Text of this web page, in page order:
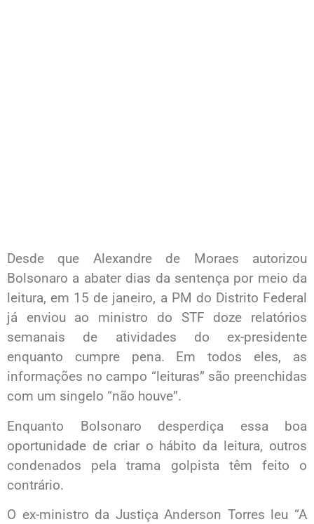
Desde que Alexandre de Moraes autorizou
Bolsonaro a abater dias da sentença por meio da
leitura, em 15 de janeiro, a PM do Distrito Federal
já enviou ao ministro do STF doze relatórios
semanais de atividades do ex-presidente
enquanto cumpre pena. Em todos eles, as
informações no campo “leituras” são preenchidas
com um singelo “não houve”.
Enquanto Bolsonaro desperdiça essa boa
oportunidade de criar o hábito da leitura, outros
condenados pela trama golpista têm feito o
contrário.
O ex-ministro da Justiça Anderson Torres leu “A